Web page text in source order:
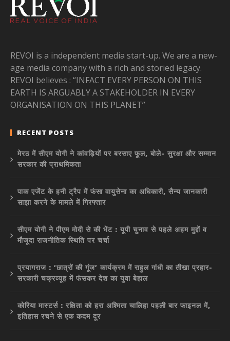
REVOI is a independent media start-up. We are a new-
age media company with a rich and storied legacy.
REVOI believes : “INFACT EVERY PERSON ON THIS
EARTH IS ARGUABLY A STAKEHOLDER IN EVERY
ORGANISATION ON THIS PLANET”
RECENT POSTS
मेरठ में सीएम योगी ने कांवड़ियों पर बरसाए फूल, बोले- सुरक्षा और सम्मान
सरकार की प्राथमिकता
पाक एजेंट के हनी ट्रैप में फंसा वायुसेना का अधिकारी, सैन्य जानकारी
साझा करने के मामले में गिरफ्तार
सीएम योगी ने पीएम मोदी से की भेंट : यूपी चुनाव से पहले अहम मुद्दों व
मौजूदा राजनीतिक स्थिति पर चर्चा
प्रयागराज : ‘छात्रों की गूंज’ कार्यक्रम में राहुल गांधी का तीखा प्रहार-
सरकारी चक्रव्यूह में फंसकर देश का युवा बेहाल
कोरिया मास्टर्स : रक्षिता को हरा अश्मिता चालिहा पहली बार फाइनल में,
इतिहास रचने से एक कदम दूर